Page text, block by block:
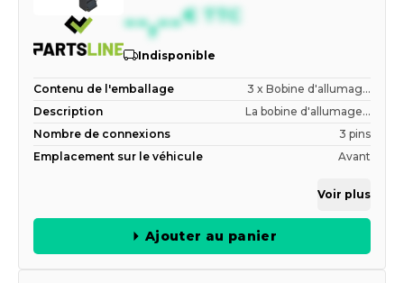
--,--€ TTC
Indisponible
Contenu de l'emballage
3 x Bobine d'allumag...
Description
La bobine d'allumage...
Nombre de connexions
3 pins
Emplacement sur le véhicule
Avant
Voir plus
Ajouter au panier